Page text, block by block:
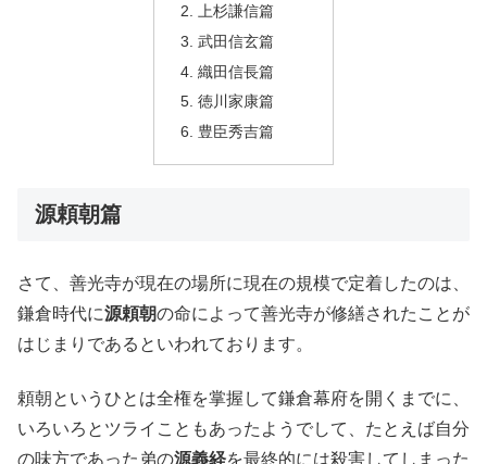
上杉謙信篇
武田信玄篇
織田信長篇
徳川家康篇
豊臣秀吉篇
源頼朝篇
さて、善光寺が現在の場所に現在の規模で定着したのは、
鎌倉時代に源頼朝の命によって善光寺が修繕されたことが
はじまりであるといわれております。
頼朝というひとは全権を掌握して鎌倉幕府を開くまでに、
いろいろとツライこともあったようでして、たとえば自分
の味方であった弟の源義経を最終的には殺害してしまった